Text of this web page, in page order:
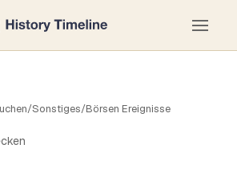
/Sonstiges/Börsen Ereignisse